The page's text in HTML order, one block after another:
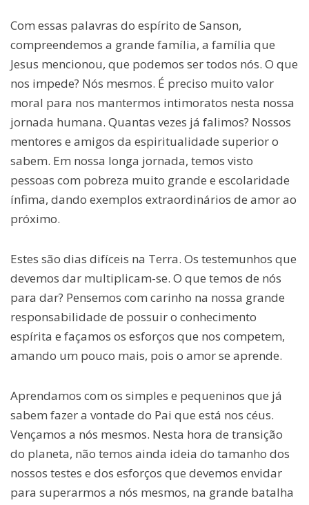
Com essas palavras do espírito de Sanson,
compreendemos a grande família, a família que
Jesus mencionou, que podemos ser todos nós. O que
nos impede? Nós mesmos. É preciso muito valor
moral para nos mantermos intimoratos nesta nossa
jornada humana. Quantas vezes já falimos? Nossos
mentores e amigos da espiritualidade superior o
sabem. Em nossa longa jornada, temos visto
pessoas com pobreza muito grande e escolaridade
ínfima, dando exemplos extraordinários de amor ao
próximo.
Estes são dias difíceis na Terra. Os testemunhos que
devemos dar multiplicam-se. O que temos de nós
para dar? Pensemos com carinho na nossa grande
responsabilidade de possuir o conhecimento
espírita e façamos os esforços que nos competem,
amando um pouco mais, pois o amor se aprende.
Aprendamos com os simples e pequeninos que já
sabem fazer a vontade do Pai que está nos céus.
Vençamos a nós mesmos. Nesta hora de transição
do planeta, não temos ainda ideia do tamanho dos
nossos testes e dos esforços que devemos envidar
para superarmos a nós mesmos, na grande batalha